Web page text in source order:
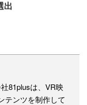
出
81plusは、VR映
テンツを制作して